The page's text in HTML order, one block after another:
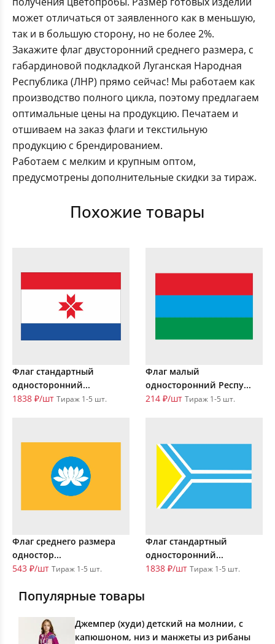
может отличаться от заявленного как в меньшую,
так и в большую сторону, но не более 2%.
Закажите флаг двусторонний среднего размера, с
габардиновой подкладкой Луганская Народная
Республика (ЛНР) прямо сейчас! Мы работаем как
производство полного цикла, поэтому предлагаем
оптимальные цены на продукцию. Печатаем и
отшиваем на заказ флаги и текстильную
продукцию с брендированием.
Работаем с мелким и крупным оптом,
предусмотрены дополнительные скидки за тираж.
Похожие товары
Флаг стандартный
односторонний...
1838 ₽/шт Тираж 1-5 шт.
Флаг малый
односторонний Респу...
214 ₽/шт Тираж 1-5 шт.
Флаг среднего размера
одностор...
543 ₽/шт Тираж 1-5 шт.
Флаг стандартный
односторонний...
1838 ₽/шт Тираж 1-5 шт.
Популярные товары
Джемпер (худи) детский на молнии, с
капюшоном, низ и манжеты из рибаны